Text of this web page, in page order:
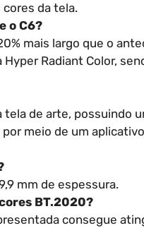
da tela.
o C6?
mais largo que o
Radiant Color,
de arte, possuindo
meio de um
mm de espessura.
BT.2020?
consegue